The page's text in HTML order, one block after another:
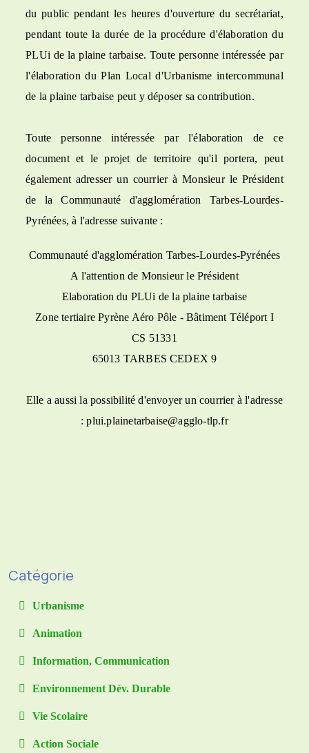
du public pendant les heures d'ouverture du secrétariat,
pendant toute la durée de la procédure d'élaboration du
PLUi de la plaine tarbaise. Toute personne intéressée par
l'élaboration du Plan Local d'Urbanisme intercommunal
de la plaine tarbaise peut y déposer sa contribution.
Toute personne intéressée par l'élaboration de ce
document et le projet de territoire qu'il portera, peut
également adresser un courrier à Monsieur le Président
de la Communauté d'agglomération Tarbes-Lourdes-
Pyrénées, à l'adresse suivante :
Communauté d'agglomération Tarbes-Lourdes-Pyrénées
A l'attention de Monsieur le Président
Elaboration du PLUi de la plaine tarbaise
Zone tertiaire Pyrène Aéro Pôle - Bâtiment Téléport I
CS 51331
65013 TARBES CEDEX 9
Elle a aussi la possibilité d'envoyer un courrier à l'adresse
: plui.plainetarbaise@agglo-tlp.fr
Catégorie
Urbanisme
Animation
Information, Communication
Environnement Dév. Durable
Vie Scolaire
Action Sociale